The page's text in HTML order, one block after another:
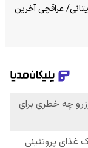
عراقچی آخرین